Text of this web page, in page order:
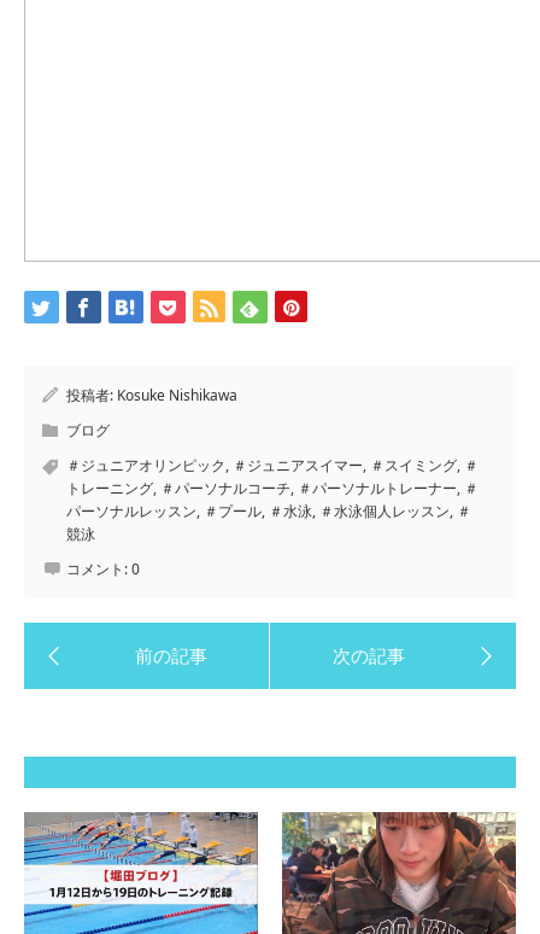
投稿者: Kosuke Nishikawa
ブログ
＃ジュニアオリンピック, ＃ジュニアスイマー, ＃スイミング, ＃
トレーニング, ＃パーソナルコーチ, ＃パーソナルトレーナー, ＃
パーソナルレッスン, ＃プール, ＃水泳, ＃水泳個人レッスン, ＃
競泳
コメント:0